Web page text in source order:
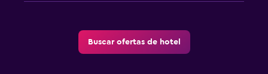
Buscar ofertas de hotel